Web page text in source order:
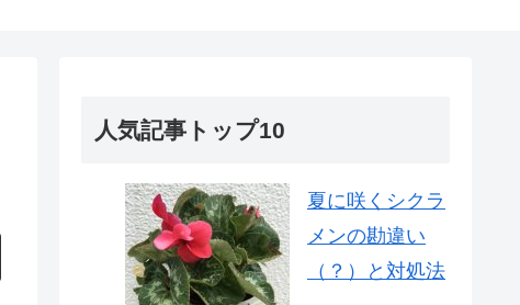
人気記事トップ10
夏に咲くシクラ
メンの勘違い
（？）と対処法